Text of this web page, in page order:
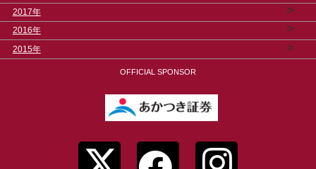
2017年 >
2016年 >
2015年 >
OFFICIAL SPONSOR